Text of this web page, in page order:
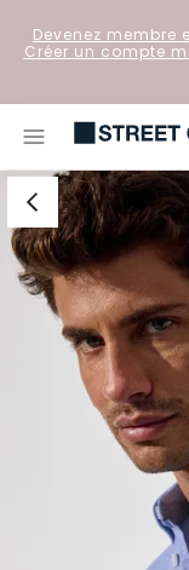
Devenez membre
Créer un compte